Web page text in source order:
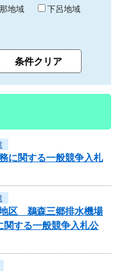
地域
下呂地域
に関する一般競争入札
区 鵜森三郷排水機場
関する一般競争入札公